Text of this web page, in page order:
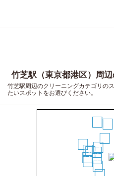
竹芝駅（東京都港区）周
竹芝駅周辺のクリーニングカテゴリの
たいスポットをお選びください。
2
3
4
6
8
11
14
15
16
18